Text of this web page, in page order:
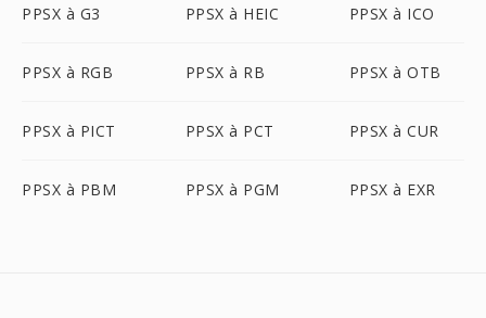
PPSX à G3 PPSX à HEIC PPSX à ICO
PPSX à RGB PPSX à RB PPSX à OTB
PPSX à PICT PPSX à PCT PPSX à CUR
PPSX à PBM PPSX à PGM PPSX à EXR